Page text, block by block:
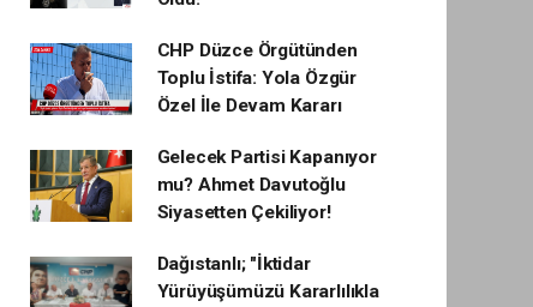
CHP Düzce Örgütünden
Toplu İstifa: Yola Özgür
Özel İle Devam Kararı
Gelecek Partisi Kapanıyor
mu? Ahmet Davutoğlu
Siyasetten Çekiliyor!
Dağıstanlı; "İktidar
Yürüyüşümüzü Kararlılıkla